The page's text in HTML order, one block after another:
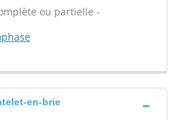
ou partielle -
en-brie